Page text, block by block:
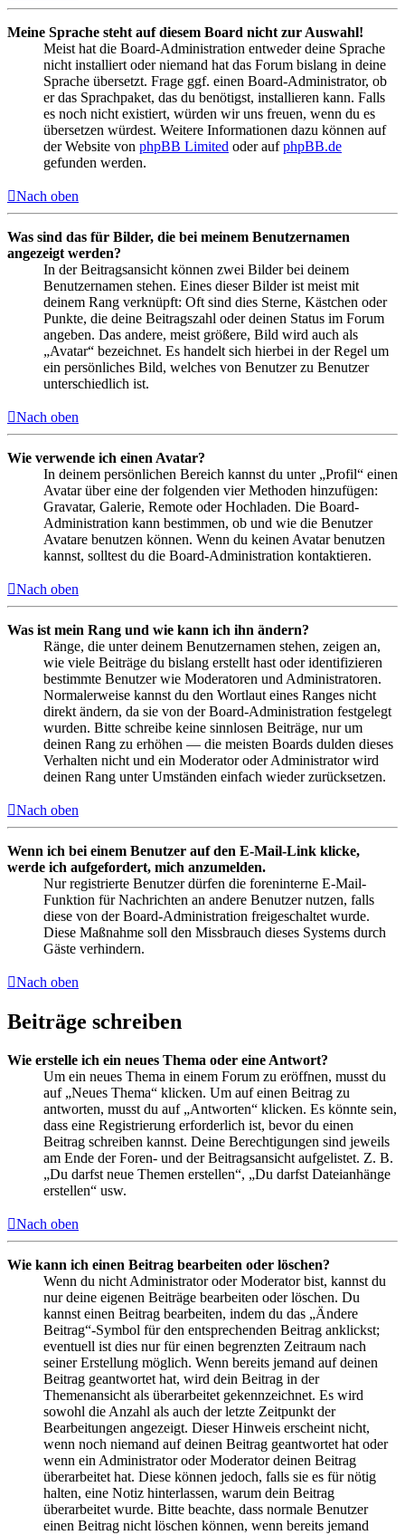
Meine Sprache steht auf diesem Board nicht zur Auswahl!
Meist hat die Board-Administration entweder deine Sprache
nicht installiert oder niemand hat das Forum bislang in deine
Sprache übersetzt. Frage ggf. einen Board-Administrator, ob
er das Sprachpaket, das du benötigst, installieren kann. Falls
es noch nicht existiert, würden wir uns freuen, wenn du es
übersetzen würdest. Weitere Informationen dazu können auf
der Website von phpBB Limited oder aufphpBB.de
gefunden werden.
Nach oben
Was sind das für Bilder, die bei meinem Benutzernamen
angezeigt werden?
In der Beitragsansicht können zwei Bilder bei deinem
Benutzernamen stehen. Eines dieser Bilder ist meist mit
deinem Rang verknüpft: Oft sind dies Sterne, Kästchen oder
Punkte, die deine Beitragszahl oder deinen Status im Forum
angeben. Das andere, meist größere, Bild wird auch als
„Avatar“ bezeichnet. Es handelt sich hierbei in der Regel um
ein persönliches Bild, welches von Benutzer zu Benutzer
unterschiedlich ist.
Nach oben
Wie verwende ich einen Avatar?
In deinem persönlichen Bereich kannst du unter „Profil“ einen
Avatar über eine der folgenden vier Methoden hinzufügen:
Gravatar, Galerie, Remote oder Hochladen. Die Board-
Administration kann bestimmen, ob und wie die Benutzer
Avatare benutzen können. Wenn du keinen Avatar benutzen
kannst, solltest du die Board-Administration kontaktieren.
Nach oben
Was ist mein Rang und wie kann ich ihn ändern?
Ränge, die unter deinem Benutzernamen stehen, zeigen an,
wie viele Beiträge du bislang erstellt hast oder identifizieren
bestimmte Benutzer wie Moderatoren und Administratoren.
Normalerweise kannst du den Wortlaut eines Ranges nicht
direkt ändern, da sie von der Board-Administration festgelegt
wurden. Bitte schreibe keine sinnlosen Beiträge, nur um
deinen Rang zu erhöhen — die meisten Boards dulden dieses
Verhalten nicht und ein Moderator oder Administrator wird
deinen Rang unter Umständen einfach wieder zurücksetzen.
Nach oben
Wenn ich bei einem Benutzer auf den E-Mail-Link klicke,
werde ich aufgefordert, mich anzumelden.
Nur registrierte Benutzer dürfen die foreninterne E-Mail-
Funktion für Nachrichten an andere Benutzer nutzen, falls
diese von der Board-Administration freigeschaltet wurde.
Diese Maßnahme soll den Missbrauch dieses Systems durch
Gäste verhindern.
Nach oben
Beiträge schreiben
Wie erstelle ich ein neues Thema oder eine Antwort?
Um ein neues Thema in einem Forum zu eröffnen, musst du
auf „Neues Thema“ klicken. Um auf einen Beitrag zu
antworten, musst du auf „Antworten“ klicken. Es könnte sein,
dass eine Registrierung erforderlich ist, bevor du einen
Beitrag schreiben kannst. Deine Berechtigungen sind jeweils
am Ende der Foren- und der Beitragsansicht aufgelistet. Z. B.
„Du darfst neue Themen erstellen“, „Du darfst Dateianhänge
erstellen“ usw.
Nach oben
Wie kann ich einen Beitrag bearbeiten oder löschen?
Wenn du nicht Administrator oder Moderator bist, kannst du
nur deine eigenen Beiträge bearbeiten oder löschen. Du
kannst einen Beitrag bearbeiten, indem du das „Ändere
Beitrag“-Symbol für den entsprechenden Beitrag anklickst;
eventuell ist dies nur für einen begrenzten Zeitraum nach
seiner Erstellung möglich. Wenn bereits jemand auf deinen
Beitrag geantwortet hat, wird dein Beitrag in der
Themenansicht als überarbeitet gekennzeichnet. Es wird
sowohl die Anzahl als auch der letzte Zeitpunkt der
Bearbeitungen angezeigt. Dieser Hinweis erscheint nicht,
wenn noch niemand auf deinen Beitrag geantwortet hat oder
wenn ein Administrator oder Moderator deinen Beitrag
überarbeitet hat. Diese können jedoch, falls sie es für nötig
halten, eine Notiz hinterlassen, warum dein Beitrag
überarbeitet wurde. Bitte beachte, dass normale Benutzer
einen Beitrag nicht löschen können, wenn bereits jemand